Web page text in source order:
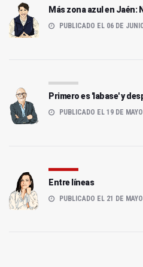
Más zona azul en Jaén:
PUBLICADO EL 06 DE
Primero es 'labase' y
PUBLICADO EL 19 DE
Entre líneas
PUBLICADO EL 21 DE